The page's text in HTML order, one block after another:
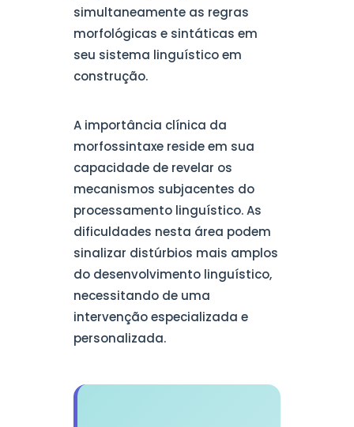
simultaneamente as regras
morfológicas e sintáticas em
seu sistema linguístico em
construção.
A importância clínica da
morfossintaxe reside em sua
capacidade de revelar os
mecanismos subjacentes do
processamento linguístico. As
dificuldades nesta área podem
sinalizar distúrbios mais amplos
do desenvolvimento linguístico,
necessitando de uma
intervenção especializada e
personalizada.